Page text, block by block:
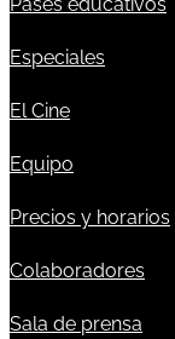
Pases educativos
Especiales
El Cine
Equipo
Precios y horarios
Colaboradores
Sala de prensa